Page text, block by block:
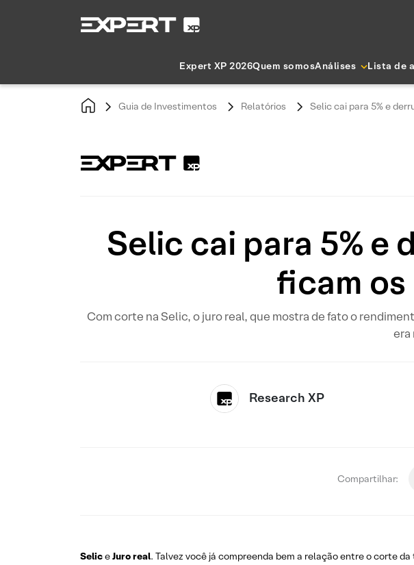
Expert XP 2026Quem somosAnálises Lista de
Guia de Investimentos Relatórios Selic cai para 5% e
Selic cai para 5% e
ficam
Com corte na Selic, o juro real, que mostra de fato o
era
Research XP
Compartilhar:
SeliceJuro real. Talvez você já compreenda bem a relação entre o corte